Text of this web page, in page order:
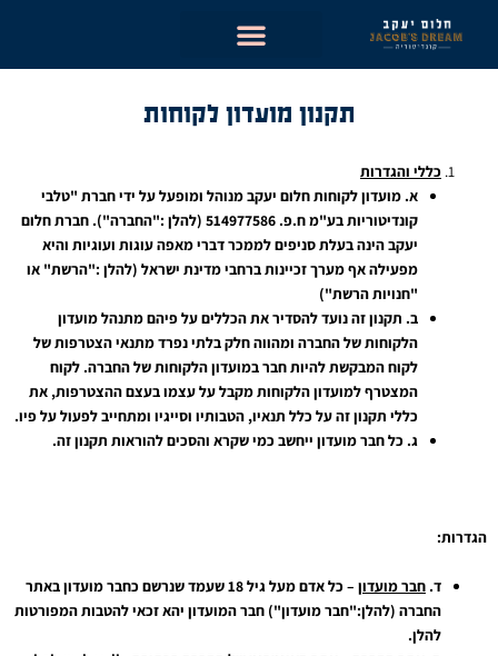
תקנון מועדון לקוחות
כללי והגדרות
א. מועדון לקוחות חלום יעקב מנוהל ומופעל על ידי חברת "טלבי
קונדיטוריות בע"מ ח.פ. 514977586 (להלן :"החברה"). חברת חלום
יעקב הינה בעלת סניפים לממכר דברי מאפה עוגות ועוגיות והיא
מפעילה אף מערך זכיינות ברחבי מדינת ישראל (להלן :"הרשת" או
"חנויות הרשת")
ב. תקנון זה נועד להסדיר את הכללים על פיהם מתנהל מועדון
הלקוחות של החברה ומהווה חלק בלתי נפרד מתנאי הצטרפות של
לקוח המבקשת להיות חבר במועדון הלקוחות של החברה. לקוח
המצטרף למועדון הלקוחות מקבל על עצמו בעצם ההצטרפות, את
כללי תקנון זה על כלל תנאיו, הטבותיו וסייגיו ומתחייב לפעול על פיו.
ג. כל חבר מועדון ייחשב כמי שקרא והסכים להוראות תקנון זה.
הגדרות:
ד.חבר מועדון
– כל אדם מעל גיל 18 שעמד שנרשם כחבר מועדון באתר
החברה (להלן:"חבר מועדון") חבר המועדון יהא זכאי להטבות המפורטות
להלן.